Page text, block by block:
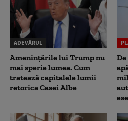
ADEVĂRUL
Amenințările lui Trump nu
mai sperie lumea. Cum
tratează capitalele lumii
retorica Casei Albe